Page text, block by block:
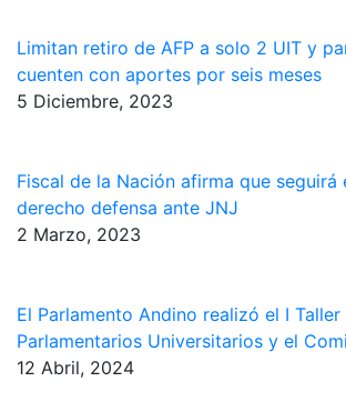
Limitan retiro de AFP a solo 2 UIT y
cuenten con aportes por seis meses
5 Diciembre, 2023
Fiscal de la Nación afirma que seguirá
derecho defensa ante JNJ
2 Marzo, 2023
El Parlamento Andino realizó el I Taller
Parlamentarios Universitarios y el
12 Abril, 2024